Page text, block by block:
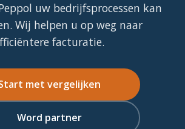
uw bedrijfsprocessen kan
Wij helpen u op weg naar
facturatie.
met vergelijken
Word partner